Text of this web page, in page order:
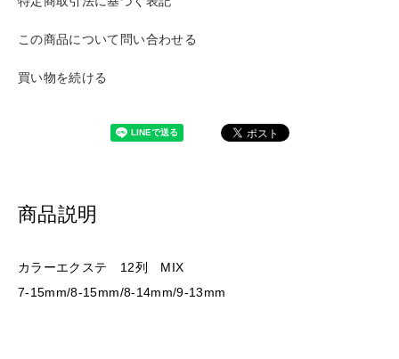
この商品について問い合わせる
買い物を続ける
商品説明
カラーエクステ 12列 MIX
7-15mm/8-15mm/8-14mm/9-13mm